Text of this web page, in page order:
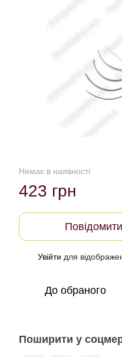
Немає в наявності
423 грн
Увійти для
До обраного
Поширити у